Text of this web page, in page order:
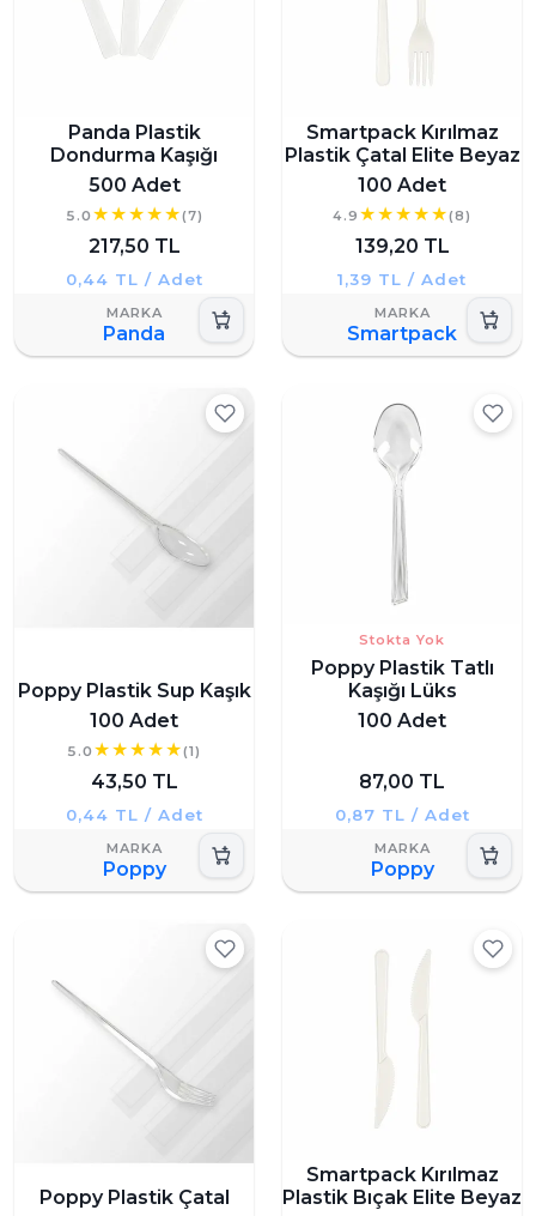
Panda Plastik
Dondurma Kaşığı
500 Adet
5.0 (7)
217,50 TL
0,44 TL / Adet
Panda
Smartpack Kırılmaz
Plastik Çatal Elite Beyaz
100 Adet
4.9 (8)
139,20 TL
1,39 TL / Adet
Smartpack
Poppy Plastik Sup Kaşık
100 Adet
5.0 (1)
43,50 TL
0,44 TL / Adet
Poppy
Stokta Yok
Poppy Plastik Tatlı
Kaşığı Lüks
100 Adet
87,00 TL
0,87 TL / Adet
Poppy
Poppy Plastik Çatal
Smartpack Kırılmaz
Plastik Bıçak Elite Beyaz